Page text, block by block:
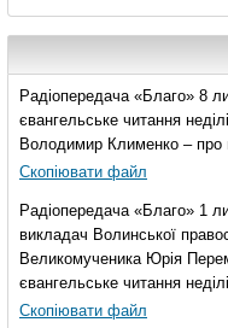
Радіопередача «Благо» 8
євангельське читання
Володимир Клименко – про
Скопіювати файл
Радіопередача «Благо» 1
викладач Волинської
Великомученика Юрія
євангельське читання
Скопіювати файл